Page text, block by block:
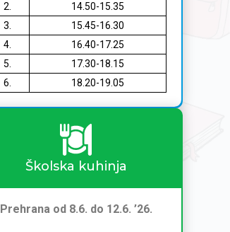
2.
14.50-15.35
3.
15.45-16.30
4.
16.40-17.25
5.
17.30-18.15
6.
18.20-19.05
Školska kuhinja
Prehrana od 8.6. do 12.6. ’26.